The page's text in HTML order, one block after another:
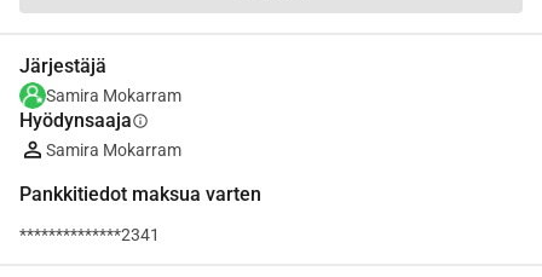
Järjestäjä
Samira Mokarram
Hyödynsaajainfo
Samira Mokarram
Pankkitiedot maksua varten
**************2341